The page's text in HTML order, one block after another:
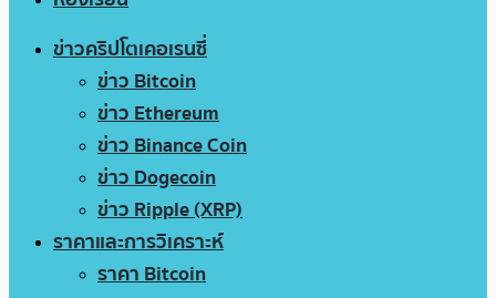
ข่าวคริปโตเคอเรนซี่
ข่าว Bitcoin
ข่าว Ethereum
ข่าว Binance Coin
ข่าว Dogecoin
ข่าว Ripple (XRP)
ราคาและการวิเคราะห์
ราคา Bitcoin